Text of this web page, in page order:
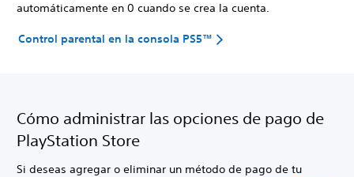
automáticamente en 0 cuando se crea la cuenta.
Control parental en la consola PS5™
Cómo administrar las opciones de pago de
PlayStation Store
Si deseas agregar o eliminar un método de pago de tu